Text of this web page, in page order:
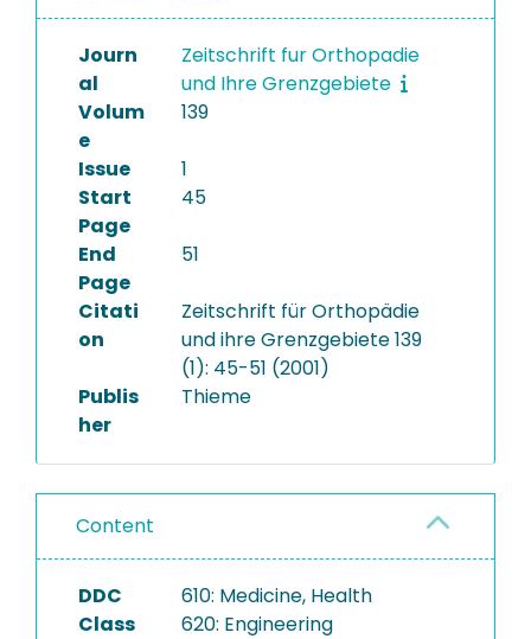
Journ
al
Zeitschrift fur Orthopadie
und Ihre Grenzgebiete
Volum
e
139
Issue
1
Start
Page
45
End
Page
51
Citati
on
Zeitschrift für Orthopädie
und ihre Grenzgebiete 139
(1): 45-51 (2001)
Publis
her
Thieme
Content
DDC
Class
610: Medicine, Health
620: Engineering